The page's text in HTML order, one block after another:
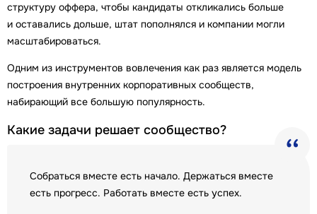
структуру оффера, чтобы кандидаты откликались больше
и оставались дольше, штат пополнялся и компании могли
масштабироваться.
Одним из инструментов вовлечения как раз является модель
построения внутренних корпоративных сообществ,
набирающий все большую популярность.
Какие задачи решает сообщество?
Собраться вместе есть начало. Держаться вместе
есть прогресс. Работать вместе есть успех.